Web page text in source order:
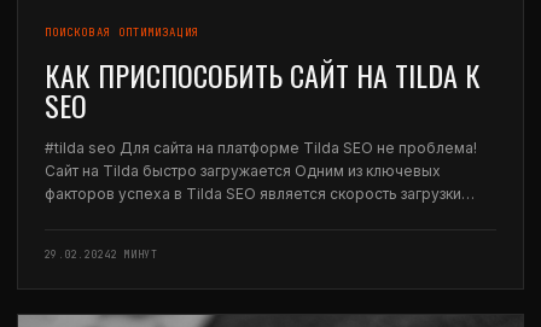
ПОИСКОВАЯ ОПТИМИЗАЦИЯ
КАК ПРИСПОСОБИТЬ САЙТ НА TILDA К
SEO
#tilda seo Для сайта на платформе Tilda SEO не проблема!
Сайт на Tilda быстро загружается Одним из ключевых
факторов успеха в Tilda SEO является скорость загрузки
29.02.20242 МИНУТ